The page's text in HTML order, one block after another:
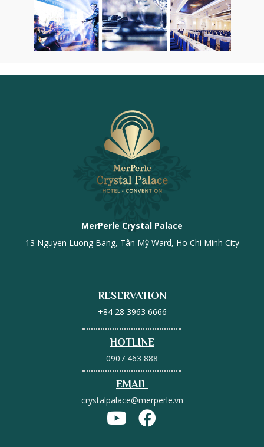
MerPerle Crystal Palace
13 Nguyen Luong Bang, Tân Mỹ Ward, Ho Chi Minh City
RESERVATION
+84 28 3963 6666
HOTLINE
0907 463 888
EMAIL
crystalpalace@merperle.vn